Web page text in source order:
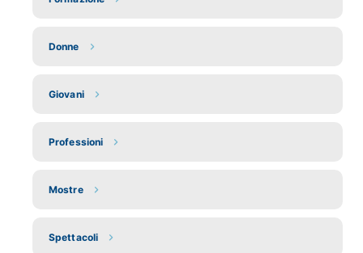
Donne
Giovani
Professioni
Mostre
Spettacoli